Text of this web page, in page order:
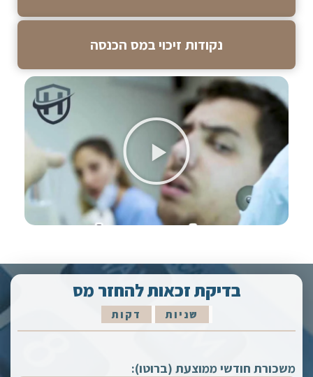
נקודות זיכוי במס הכנסה
בדיקת זכאות להחזר מס
דקות שניות
משכורת חודשי ממוצעת (ברוטו):